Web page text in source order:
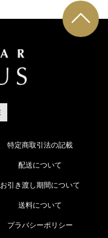
特定商取引法の記載
配送について
お引き渡し期間について
送料について
プラバシーポリシー